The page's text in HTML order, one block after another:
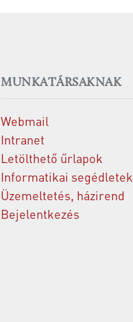
MUNKATÁRSAKNAK
Webmail
Intranet
Letölthető űrlapok
Informatikai segédletek
Üzemeltetés, házirend
Bejelentkezés